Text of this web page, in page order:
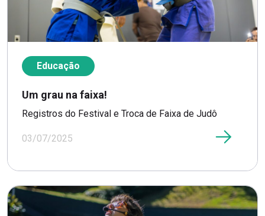
Educação
Um grau na faixa!
Registros do Festival e Troca de Faixa de Judô
03/07/2025